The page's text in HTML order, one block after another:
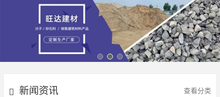
新闻资讯 查看分类